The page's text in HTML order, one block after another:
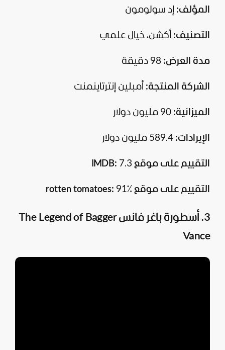
المؤلف: إد سولومون
التصنيف: أكشن، خيال علمي
مدة العرض:
الشركة المنتجة: أمبلين إنترتاينمنت
الميزانية:
الإيرادات:
التقييم على موقع IMDB: 7.3
التقييم على موقع rotten tomatoes: 91٪
3. أسطورة باغر فانس The Legend of Bagger
Vance